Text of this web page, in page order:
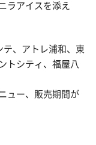
ラアイスを添え
テ、アトレ浦和、東
トシティ、福屋八
ュー、販売期間が